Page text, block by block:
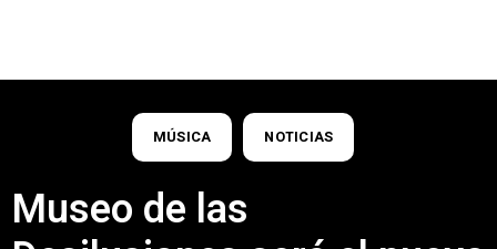
MÚSICA NOTICIAS
Museo de las